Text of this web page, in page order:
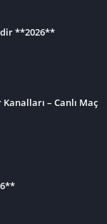
**2026**
Kanalları – Canlı Maç